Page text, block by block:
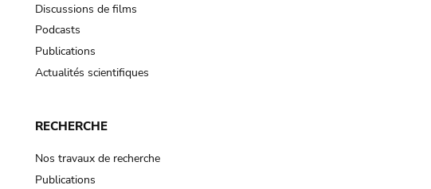
Discussions de films
Podcasts
Publications
Actualités scientifiques
RECHERCHE
Nos travaux de recherche
Publications